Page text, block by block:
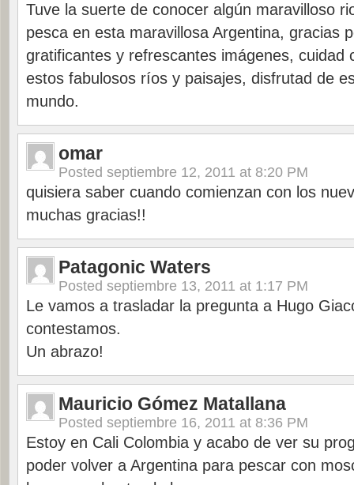
Tuve la suerte de conocer algún maravilloso
pesca en esta maravillosa Argentina, gracias
gratificantes y refrescantes imágenes, cuidad
estos fabulosos ríos y paisajes, disfrutad de
mundo.
omar
Posted septiembre 12, 2011 at 8:20 PM
quisiera saber cuando comienzan con los
muchas gracias!!
Patagonic Waters
Posted septiembre 13, 2011 at 1:17 PM
Le vamos a trasladar la pregunta a Hugo
contestamos.
Un abrazo!
Mauricio Gómez Matallana
Posted septiembre 16, 2011 at 8:36 PM
Estoy en Cali Colombia y acabo de ver su
poder volver a Argentina para pescar con